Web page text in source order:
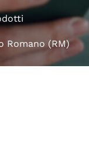
Romano (RM)